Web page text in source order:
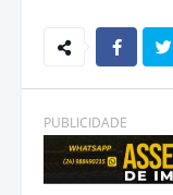
PUBLICIDADE